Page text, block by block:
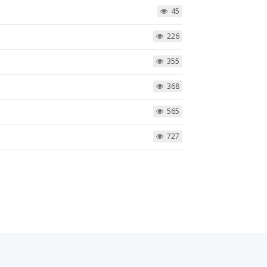
45
226
355
368
565
727